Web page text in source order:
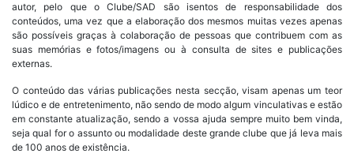
autor, pelo que o Clube/SAD são isentos de responsabilidade dos
conteúdos, uma vez que a elaboração dos mesmos muitas vezes apenas
são possíveis graças à colaboração de pessoas que contribuem com as
suas memórias e fotos/imagens ou à consulta de sites e publicações
externas.
O conteúdo das várias publicações nesta secção, visam apenas um teor
lúdico e de entretenimento, não sendo de modo algum vinculativas e estão
em constante atualização, sendo a vossa ajuda sempre muito bem vinda,
seja qual for o assunto ou modalidade deste grande clube que já leva mais
de 100 anos de existência.